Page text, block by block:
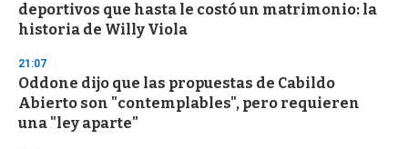
deportivos que hasta le costó un matrimonio: la
historia de Willy Viola
21:07
Oddone dijo que las propuestas de Cabildo
Abierto son "contemplables", pero requieren
una "ley aparte"